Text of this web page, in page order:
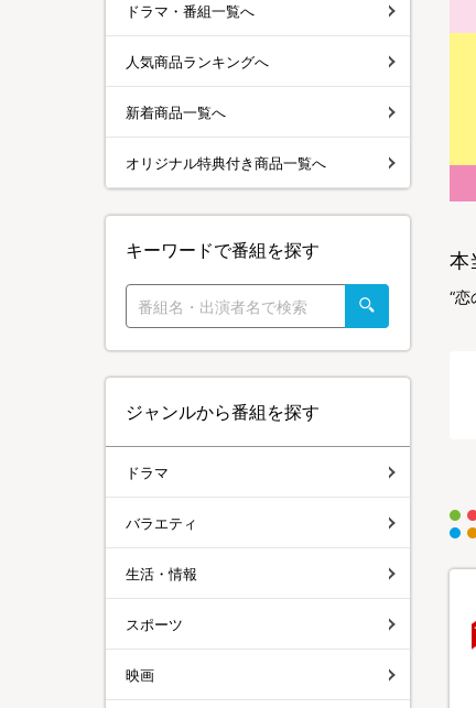
本
“恋
ドラマ・番組一覧へ
人気商品ランキングへ
新着商品一覧へ
オリジナル特典付き商品一覧へ
キーワードで番組を探す
ジャンルから番組を探す
ドラマ
バラエティ
生活・情報
スポーツ
映画